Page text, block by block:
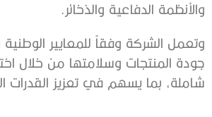
والأنظمة الدفاعية والذخائر.
وتعمل الشركة وفقاً للمعايير
جودة المنتجات وسلامتها من خلال
شاملة، بما يسهم في تعزيز القدرات